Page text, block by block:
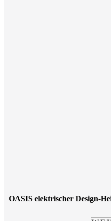
OASIS elektrischer Design-